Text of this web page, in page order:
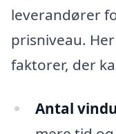
leverandører
prisniveau.
faktorer, der
Antal